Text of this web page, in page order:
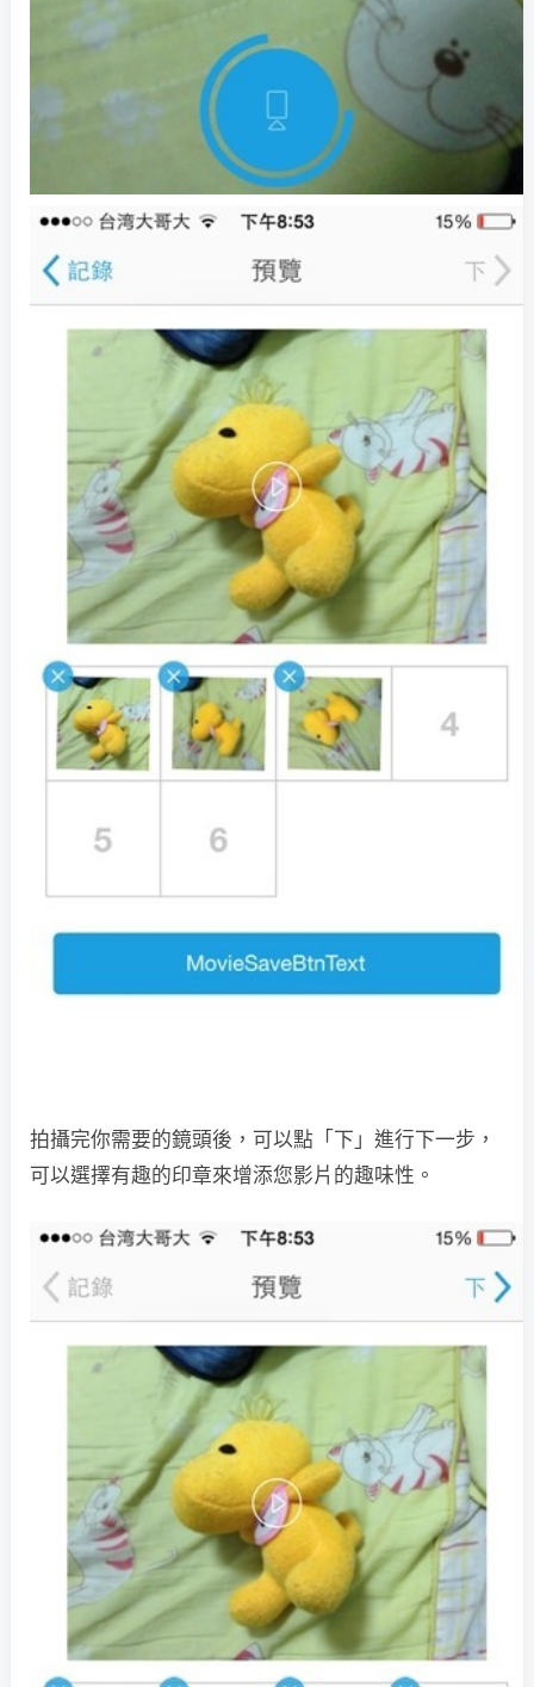
拍攝完你需要的鏡頭後，可以點「下」進行下一步，
可以選擇有趣的印章來增添您影片的趣味性。